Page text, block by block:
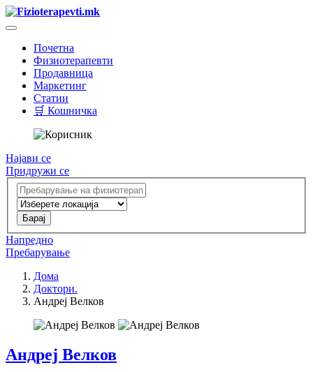
Почетна
Физиотерапевти
Продавница
Маркетинг
Статии
🛒 Кошничка
Најави се
Придружи се
Напредно
Пребарување
Дома
Доктори.
Андреј Велков
Андреј Велков